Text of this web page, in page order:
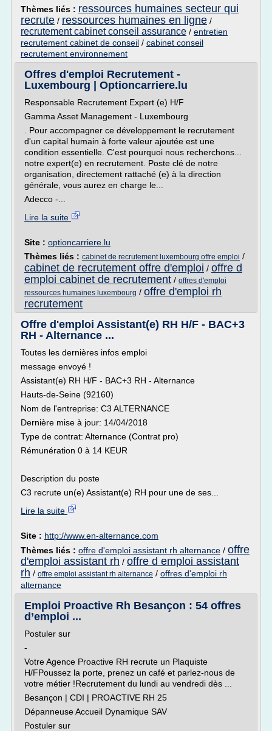
Thèmes liés : ressources humaines secteur qui
recrute / ressources humaines en ligne /
recrutement cabinet conseil assurance / entretien
recrutement cabinet de conseil / cabinet conseil
recrutement environnement
Offres d'emploi Recrutement -
Luxembourg | Optioncarriere.lu
Responsable Recrutement Expert (e) H/F
Gamma Asset Management - Luxembourg
. Pour accompagner ce développement le recrutement
d'un capital humain à forte valeur ajoutée est une
condition essentielle. C'est pourquoi nous recherchons...
notre expert(e) en recrutement. Poste clé de notre
organisation, directement rattaché (e) à la direction
générale, vous aurez en charge le...
Adecco -...
Lire la suite
Site : optioncarriere.lu
Thèmes liés : cabinet de recrutement luxembourg offre emploi /
cabinet de recrutement offre d'emploi / offre d
emploi cabinet de recrutement / offres d'emploi
ressources humaines luxembourg / offre d'emploi rh
recrutement
Offre d'emploi Assistant(e) RH H/F - BAC+3
RH - Alternance ...
Toutes les dernières infos emploi
message envoyé !
Assistant(e) RH H/F - BAC+3 RH - Alternance
Hauts-de-Seine (92160)
Nom de l'entreprise: C3 ALTERNANCE
Dernière mise à jour: 14/04/2018
Type de contrat: Alternance (Contrat pro)
Rémunération 0 à 14 KEUR
Description du poste
C3 recrute un(e) Assistant(e) RH pour une de ses...
Lire la suite
Site : http://www.en-alternance.com
Thèmes liés : offre d'emploi assistant rh alternance / offre
d'emploi assistant rh / offre d emploi assistant
rh / offre emploi assistant rh alternance / offres d'emploi rh
alternance
Emploi Proactive Rh Besançon : 54 offres
d’emploi ...
Postuler sur
-
Votre Agence Proactive RH recrute un Plaquiste
H/FPoussez la porte, prenez un café et parlez-nous de
votre métier !Recrutement du lundi au vendredi dès ...
Besançon | CDI | PROACTIVE RH 25
Dépanneuse Accueil Dynamique SAV
Postuler sur